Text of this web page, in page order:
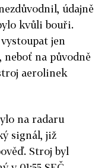
údajně
kvůli bouři.
jen
neboť na původně
aerolinek
na radaru
signál, již
Stroj byl